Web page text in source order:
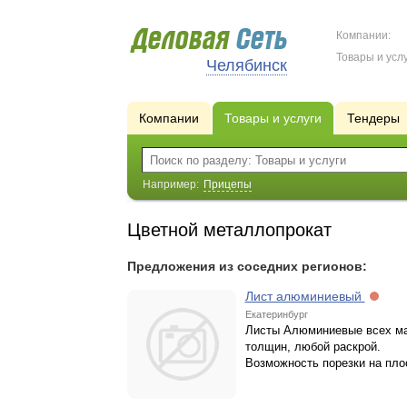
Челябинск
Компании:
Товары и
Компании Товары и услуги Тендеры
Например: Прицепы
Цветной металлопрокат
Предложения из соседних регионов:
Лист алюминиевый
Екатеринбург
Листы Алюминиевые всех
толщин, любой раскрой.
Возможность порезки на